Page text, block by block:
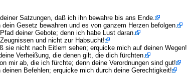
Satzungen, daß ich ihn bewahre bis ans Ende.
Gesetz bewahren und es von ganzem Herzen befolgen.
deiner Gebote; denn ich habe Lust daran.
und nicht zur Habsucht!
sie nicht nach Eitlem sehen; erquicke mich auf deinen Wegen!
Verheißung, die denen gilt, die dich fürchten.
mir ab, die ich fürchte; denn deine Verordnungen sind gut!
Befehlen; erquicke mich durch deine Gerechtigkeit!